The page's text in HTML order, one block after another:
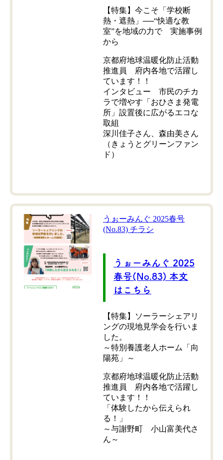
【特集】今こそ「学校断
熱・遮熱」──“快適な教
室”を地域の力で 実施事例
から
京都府地球温暖化防止活動
推進員 府内各地で活躍し
ています！！
インタビュー 市民のチカ
ラで増やす「おひさま発電
所」設置後に広がるエコな
取組
深川佳子さん、森由美さん
（きょうとグリーンファン
ド）
うぉーみんぐ 2025春号
(No.83) チラシ
うぉーみんぐ 2025
春号(No.83) 本文
はこちら
【特集】ソーラーシェアリ
ングの現地見学会を行いま
した。
～特別養護老人ホーム「向
陽苑」～
京都府地球温暖化防止活動
推進員 府内各地で活躍し
ています！！
「体験したから伝えられ
る！」
～与謝野町 小山富美代さ
ん～